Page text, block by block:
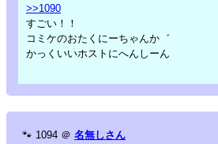
>>1090
すごい！！
コミケのおたくにーちゃんか゛
かっくいいホストにへんしーん
🐾 1094 ＠ 名無しさん